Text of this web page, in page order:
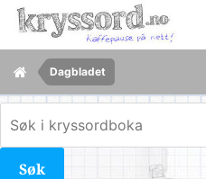
Dagbladet
Søk